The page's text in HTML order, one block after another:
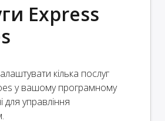
Express
кілька послуг
у вашому програмному
для управління